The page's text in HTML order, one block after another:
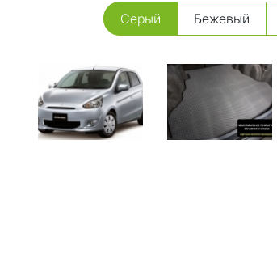
Серый Бежевый